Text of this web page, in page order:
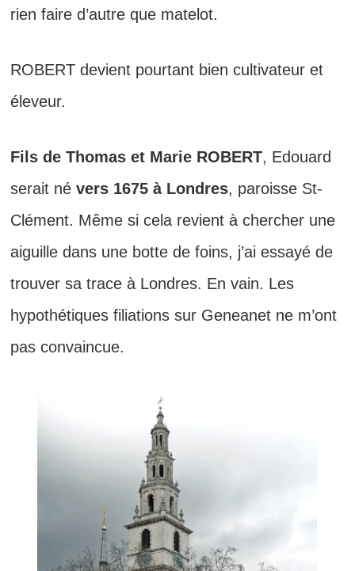
rien faire d’autre que matelot.
ROBERT devient pourtant bien cultivateur et
éleveur.
Fils de Thomas et Marie ROBERT, Edouard
serait né vers 1675 à Londres, paroisse St-
Clément. Même si cela revient à chercher une
aiguille dans une botte de foins, j’ai essayé de
trouver sa trace à Londres. En vain. Les
hypothétiques filiations sur Geneanet ne m’ont
pas convaincue.